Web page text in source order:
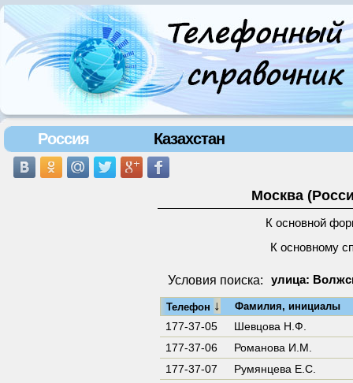
Россия Казахстан
Москва
К основной
К основному
Условия поиска: улица:
Телефон ↓ Фамилия, инициалы
177-37-05
Шевцова Н.Ф.
177-37-06
Романова И.М.
177-37-07
Румянцева Е.С.